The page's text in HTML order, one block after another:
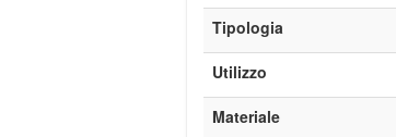
Tipologia
Utilizzo
Materiale